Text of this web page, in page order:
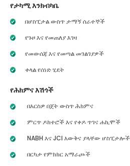
የታካሚ እንክብካቤ
በሆስፒታል ውስጥ ታማኝ ሰራተኞች
የጉዞ እና የመጠለያ እገዛ
የመውሰጃ እና የመጣል መገልገያዎች
ቀላል የሰነድ ሂደት
የሕክምና እሽጎች
በእርስዎ በጀት ውስጥ ሕክምና
ምርጥ ዶክተሮች እና የቀዶ ጥገና ሐኪሞች
NABH እና JCI እውቅና ያላቸው ሆስፒታሎች
በርካታ የምክክር አማራጮች